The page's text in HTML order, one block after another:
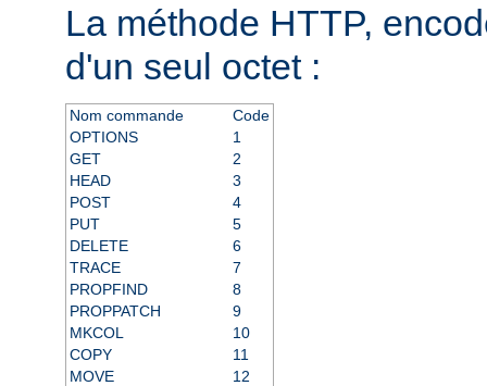
La méthode HTTP,
d'un seul octet :
Nom commande
Code
OPTIONS
1
GET
2
HEAD
3
POST
4
PUT
5
DELETE
6
TRACE
7
PROPFIND
8
PROPPATCH
9
MKCOL
10
COPY
11
MOVE
12